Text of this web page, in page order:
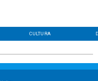
CULTURA